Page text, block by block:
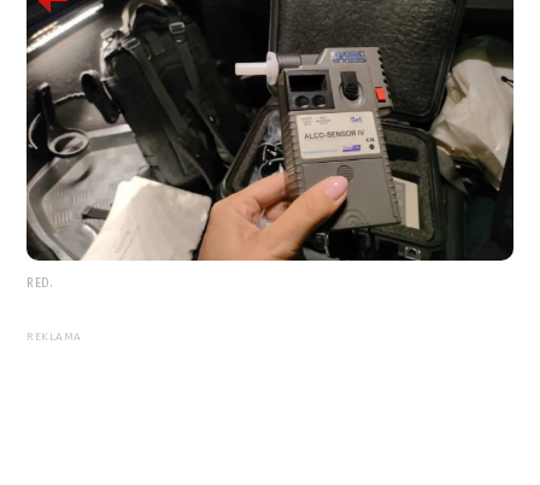
RED.
REKLAMA